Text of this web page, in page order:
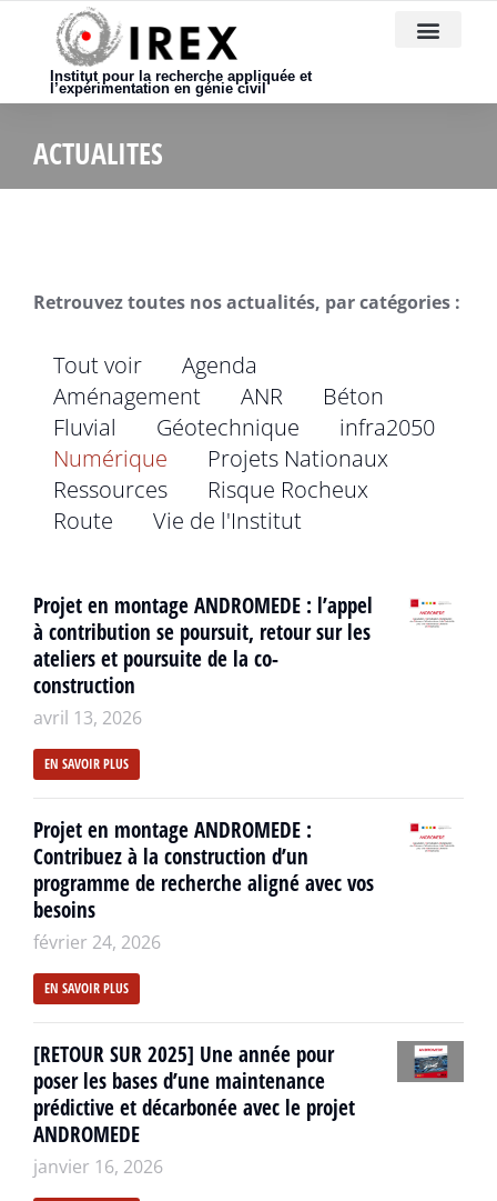
Institut pour la recherche appliquée et
l’expérimentation en génie civil
ACTUALITES
Retrouvez toutes nos actualités, par catégories :
Tout voir
Agenda
Aménagement
ANR
Béton
Fluvial
Géotechnique
infra2050
Numérique
Projets Nationaux
Ressources
Risque Rocheux
Route
Vie de l'Institut
Projet en montage ANDROMEDE : l’appel
à contribution se poursuit, retour sur les
ateliers et poursuite de la co-
construction
avril 13, 2026
EN SAVOIR PLUS
Projet en montage ANDROMEDE :
Contribuez à la construction d’un
programme de recherche aligné avec vos
besoins
février 24, 2026
EN SAVOIR PLUS
[RETOUR SUR 2025] Une année pour
poser les bases d’une maintenance
prédictive et décarbonée avec le projet
ANDROMEDE
janvier 16, 2026